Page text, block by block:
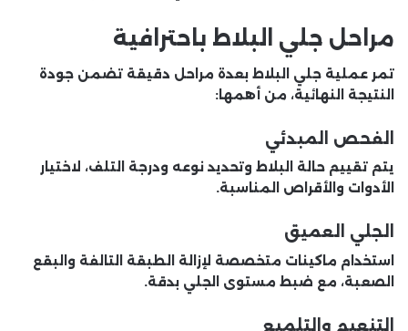
مراحل جلي البلاط باحترافية
تمر عملية جلي البلاط بعدة مراحل دقيقة تضمن جودة
النتيجة النهائية، من أهمها:
الفحص المبدئي
يتم تقييم حالة البلاط وتحديد نوعه ودرجة التلف، لاختيار
الأدوات والأقراص المناسبة.
الجلي العميق
استخدام ماكينات متخصصة لإزالة الطبقة التالفة والبقع
الصعبة، مع ضبط مستوى الجلي بدقة.
التنعيم والتلميع